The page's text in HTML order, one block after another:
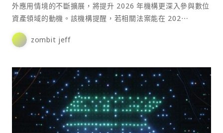
外應用情境的不斷擴展，將提升 2026 年機構更深入參與數位
資產領域的動機。該機構提醒，若相關法案能在 202⋯
zombit jeff